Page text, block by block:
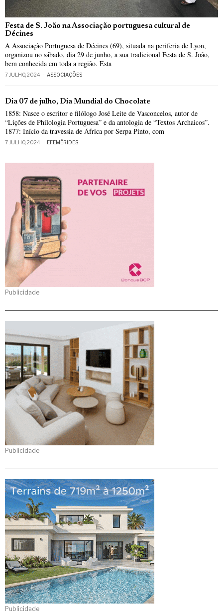
Festa de S. João na Associação portuguesa cultural de
Décines
A Associação Portuguesa de Décines (69), situada na periferia de Lyon,
organizou no sábado, dia 29 de junho, a sua tradicional Festa de S. João,
bem conhecida em toda a região. Esta
7 JULHO, 2024 ASSOCIAÇÕES
Dia 07 de julho, Dia Mundial do Chocolate
1858: Nasce o escritor e filólogo José Leite de Vasconcelos, autor de
“Lições de Philologia Portuguesa” e da antologia de “Textos Archaicos”.
1877: Início da travessia de África por Serpa Pinto, com
7 JULHO, 2024 EFEMÉRIDES
Publicidade
Publicidade
Publicidade